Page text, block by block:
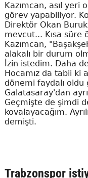
Kazımcan, asıl yeri
görev yapabiliyor.
Direktör Okan
mevcut... Kısa süre
Kazımcan,
alakalı bir durum
İzin istedim. Daha
Hocamız da tabii ki
dönemi faydalı
Galatasaray'dan
Geçmişte de şimdi
kovalayacağım.
demişti.
Trabzonspor